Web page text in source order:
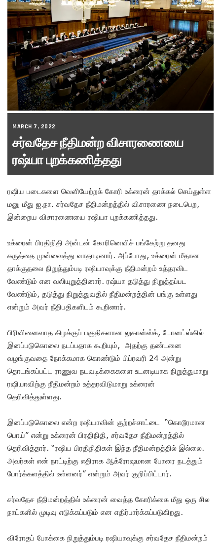
MARCH 7, 2022
சர்வதேச நீதிமன்ற விசாரணையை
ரஷ்யா புறக்கணித்தது
ரஷிய படைகளை வெளியேற்றக் கோரி உக்ரைன் தாக்கல் செய்துள்ள
மனு மீது ஐ.நா. சர்வதேச நீதிமன்றத்தில் விசாரணை நடைபெற,
இன்றைய விசாரணையை ரஷியா புறக்கணித்தது.
உக்ரைன் பிரதிநிதி அன்டன் கோரினெவிச் பங்கேற்று தனது
கருத்தை முன்வைத்து வாதாடினார். அப்போது, உக்ரைன் மீதான
தாக்குதலை நிறுத்தும்படி ரஷியாவுக்கு நீதிமன்றம் உத்தரவிட
வேண்டும் என வலியுறுத்தினார். ரஷ்யா தடுத்து நிறுத்தப்பட
வேண்டும், தடுத்து நிறுத்துவதில் நீதிமன்றத்தின் பங்கு உள்ளது
என்றும் அவர் நீதிபதிகளிடம் கூறினார்.
பிரிவினைவாத கிழக்குப் பகுதிகளான லுகான்ஸ்க், டோனட்ஸ்கில்
இனப்படுகொலை நடப்பதாக கூறியும், அதற்கு தண்டனை
வழங்குவதை நோக்கமாக கொண்டும் பிப்ரவரி 24 அன்று
தொடங்கப்பட்ட ராணுவ நடவடிக்கைகளை உடனடியாக நிறுத்துமாறு
ரஷியாவிற்கு நீதிமன்றம் உத்தரவிடுமாறு உக்ரைன்
தெரிவித்துள்ளது.
இனப்படுகொலை என்ற ரஷியாவின் குற்றச்சாட்டை “கொடூரமான
பொய்” என்று உக்ரைன் பிரதிநிதி, சர்வதேச நீதிமன்றத்தில்
தெரிவித்தார். “ரஷிய பிரதிநிதிகள் இந்த நீதிமன்றத்தில் இல்லை.
அவர்கள் என் நாட்டிற்கு எதிராக ஆக்ரோஷமான போரை நடத்தும்
போர்க்களத்தில் உள்ளனர்” என்றும் அவர் குறிப்பிட்டார்.
சர்வதேச நீதிமன்றத்தில் உக்ரைன் வைத்த கோரிக்கை மீது ஒரு சில
நாட்களில் முடிவு எடுக்கப்படும் என எதிர்பார்க்கப்படுகிறது.
விரோதப் போக்கை நிறுத்தும்படி ரஷியாவுக்கு சர்வதேச நீதிமன்றம்